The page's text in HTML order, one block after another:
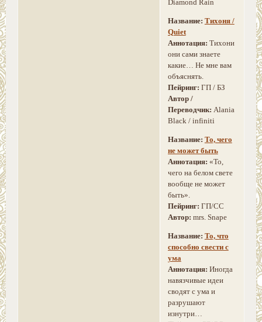
Diamond Rain
Название: Тихоня /
Quiet
Аннотация: Тихони
они сами знаете
какие… Не мне вам
объяснять.
Пейринг: ГП / БЗ
Автор /
Переводчик: Alania
Black / infiniti
Название: То, чего
не может быть
Аннотация: «То,
чего на белом свете
вообще не может
быть».
Пейринг: ГП/СС
Автор: mrs. Snape
Название: То, что
способно свести с
ума
Аннотация: Иногда
навязчивые идеи
сводят с ума и
разрушают
изнутри…